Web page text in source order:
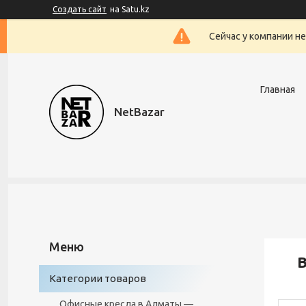
Создать сайт на Satu.kz
Сейчас у компании
NetBazar
Главная
Категории товаров